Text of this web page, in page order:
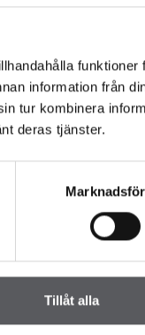
funktioner
information från
tur kombinera
deras tjänster.
Tillåt alla
dessa
husets storlek eller
Modern eller